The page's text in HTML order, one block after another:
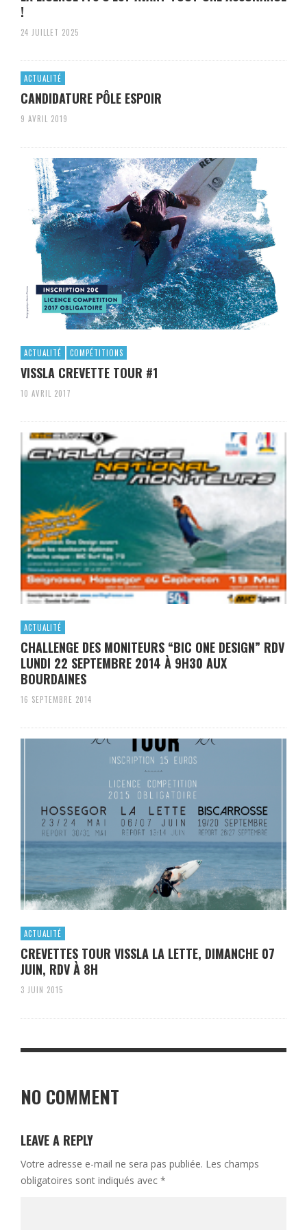
!
24 JUILLET 2025
ACTUALITÉ
CANDIDATURE PÔLE ESPOIR
9 AVRIL 2019
ACTUALITÉ COMPÉTITIONS
VISSLA CREVETTE TOUR #1
10 AVRIL 2017
ACTUALITÉ
CHALLENGE DES MONITEURS “BIC ONE DESIGN” RDV
LUNDI 22 SEPTEMBRE 2014 À 9H30 AUX
BOURDAINES
16 SEPTEMBRE 2014
ACTUALITÉ
CREVETTES TOUR VISSLA LA LETTE, DIMANCHE 07
JUIN, RDV À 8H
3 JUIN 2015
NO COMMENT
LEAVE A REPLY
Votre adresse e-mail ne sera pas publiée. Les champs
obligatoires sont indiqués avec *